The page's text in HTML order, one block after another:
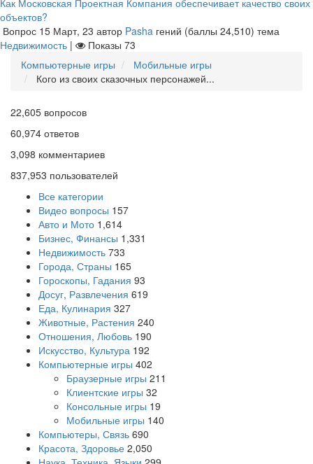
Как Московская Проектная Компания обеспечивает качество своих
объектов?
Вопрос 15 Март, 23 автор Pasha гений (баллы 24,510) тема
Недвижимость | Показы 73
Компьютерные игры
Мобильные игры
Кого из своих сказочных персонажей...
22,605 вопросов
60,974 ответов
3,098 комментариев
837,953 пользователей
Все категории
Видео вопросы 157
Авто и Мото 1,614
Бизнес, Финансы 1,331
Недвижимость 733
Города, Страны 165
Гороскопы, Гадания 93
Досуг, Развлечения 619
Еда, Кулинария 327
Животные, Растения 240
Отношения, Любовь 190
Искусство, Культура 192
Компьютерные игры 402
Браузерные игры 211
Клиентские игры 32
Консольные игры 19
Мобильные игры 140
Компьютеры, Связь 690
Красота, Здоровье 2,050